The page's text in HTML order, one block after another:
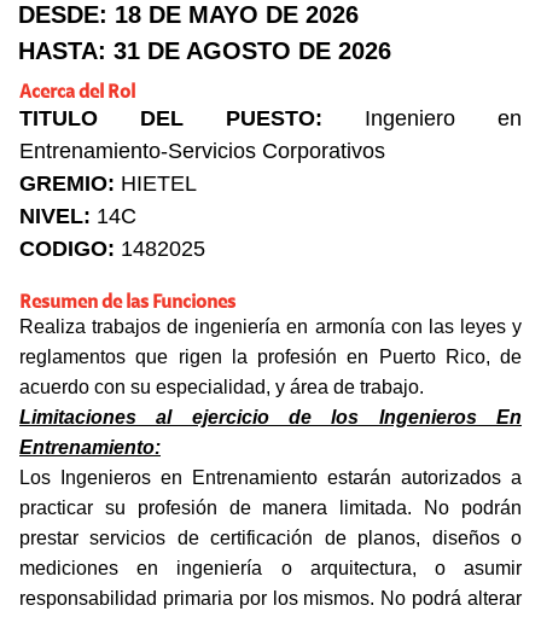
DESDE: 18 DE MAYO DE 2026
HASTA: 31 DE AGOSTO DE 2026
Acerca del Rol
TITULO DEL PUESTO: Ingeniero en
Entrenamiento-Servicios Corporativos
GREMIO: HIETEL
NIVEL: 14C
CODIGO: 1482025
Resumen de las Funciones
Realiza trabajos de ingeniería en armonía con las leyes y
reglamentos que rigen la profesión en Puerto Rico, de
acuerdo con su especialidad, y área de trabajo.
Limitaciones al ejercicio de los Ingenieros En
Entrenamiento:
Los Ingenieros en Entrenamiento estarán autorizados a
practicar su profesión de manera limitada. No podrán
prestar servicios de certificación de planos, diseños o
mediciones en ingeniería o arquitectura, o asumir
responsabilidad primaria por los mismos. No podrá alterar